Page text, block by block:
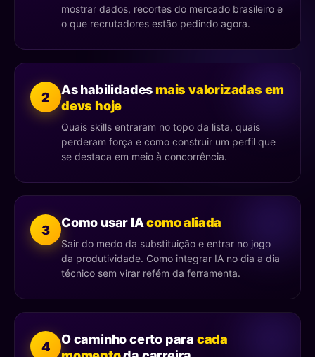
mostrar dados, recortes do mercado brasileiro e
o que recrutadores estão pedindo agora.
2 As habilidadesmais valorizadas em
devs hoje
Quais skills entraram no topo da lista, quais
perderam força e como construir um perfil que
se destaca em meio à concorrência.
3 Como usar IAcomo aliada
Sair do medo da substituição e entrar no jogo
da produtividade. Como integrar IA no dia a dia
técnico sem virar refém da ferramenta.
4 O caminho certo para cada